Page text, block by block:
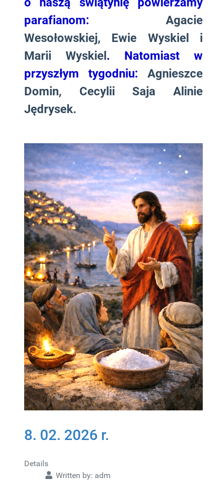
parafianom: Agacie
Wesołowskiej, Ewie Wyskiel i
Marii Wyskiel . Natomiast w
przyszłym tygodniu: Agnieszce
Domin, Cecylii Saja Alinie
Jędrysek.
8. 02. 2026 r.
Details
Written by: adm